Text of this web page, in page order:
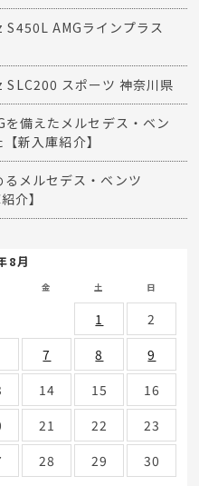
AMGラインプラス
スポーツ 神奈川県
備えたメルセデス・ベン
新入庫紹介】
メルセデス・ベンツ
介】
8月
金 土 日
1
2
7 8
9
14 15
16
21 22
23
28 29
30